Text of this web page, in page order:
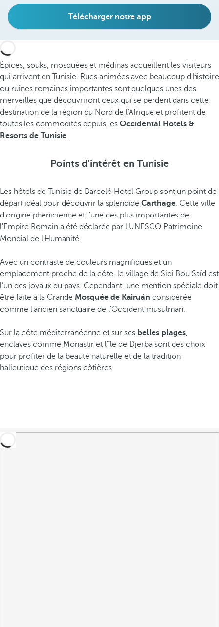
Télécharger notre app
Épices, souks, mosquées et médinas accueillent les visiteurs
qui arrivent en Tunisie. Rues animées avec beaucoup d'histoire
ou ruines romaines importantes sont quelques unes des
merveilles que découvriront ceux qui se perdent dans cette
destination de la région du Nord de l'Afrique et profitent de
toutes les commodités depuis les Occidental Hotels &
Resorts de Tunisie.
Points d’intérêt en Tunisie
Les hôtels de Tunisie de Barceló Hotel Group sont un point de
départ idéal pour découvrir la splendide Carthage. Cette ville
d'origine phénicienne et l'une des plus importantes de
l'Empire Romain a été déclarée par l'UNESCO Patrimoine
Mondial de l'Humanité.
Avec un contraste de couleurs magnifiques et un
emplacement proche de la côte, le village de Sidi Bou Saïd est
l’un des joyaux du pays. Cependant, une mention spéciale doit
être faite à la Grande Mosquée de Kairuán considérée
comme l'ancien sanctuaire de l'Occident musulman.
Sur la côte méditerranéenne et sur ses belles plages,
enclaves comme Monastir et l'île de Djerba sont des choix
pour profiter de la beauté naturelle et de la tradition
halieutique des régions côtières.